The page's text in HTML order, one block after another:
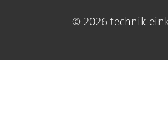
© 2026 technik-